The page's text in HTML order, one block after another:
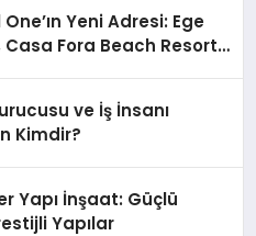
Yeni Adresi: Ege
Fora Beach Resort
ve İş İnsanı
Kimdir?
Yapı İnşaat: Güçlü
Yapılar